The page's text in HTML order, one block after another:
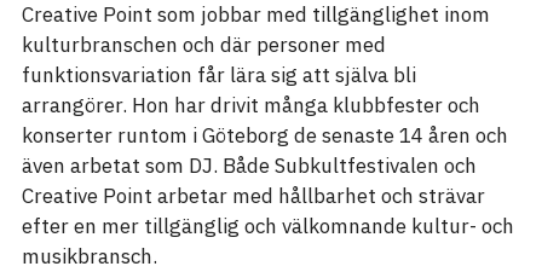
Creative Point som jobbar med tillgänglighet inom
kulturbranschen och där personer med
funktionsvariation får lära sig att själva bli
arrangörer. Hon har drivit många klubbfester och
konserter runtom i Göteborg de senaste 14 åren och
även arbetat som DJ. Både Subkultfestivalen och
Creative Point arbetar med hållbarhet och strävar
efter en mer tillgänglig och välkomnande kultur- och
musikbransch.